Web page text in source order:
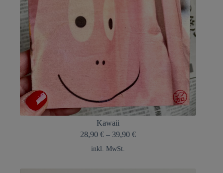
Kawaii
28,90€ – 39,90€
inkl. MwSt.